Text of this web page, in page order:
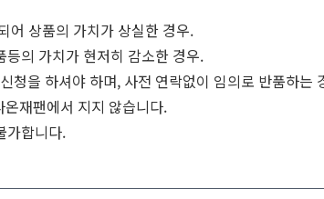
어 상품의 가치가 상실한 경우.
의 가치가 현저히 감소한 경우.
을 하셔야 하며, 사전 연락없이 임의로 반품하는
재팬에서 지지 않습니다.
가합니다.